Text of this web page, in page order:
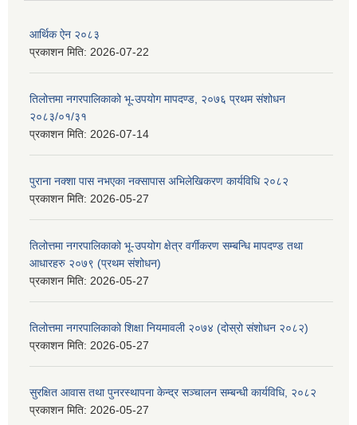
आर्थिक ऐन २०८३
प्रकाशन मिति: 2026-07-22
तिलोत्तमा नगरपालिकाको भू-उपयोग मापदण्ड, २०७६ प्रथम संशोधन
२०८३/०१/३१
प्रकाशन मिति: 2026-07-14
पुराना नक्शा पास नभएका नक्सापास अभिलेखिकरण कार्यविधि २०८२
प्रकाशन मिति: 2026-05-27
तिलोत्तमा नगरपालिकाको भू-उपयोग क्षेत्र वर्गीकरण सम्बन्धि मापदण्ड तथा
आधारहरु २०७९ (प्रथम संशोधन)
प्रकाशन मिति: 2026-05-27
तिलोत्तमा नगरपालिकाको शिक्षा नियमावली २०७४ (दोस्रो संशोधन २०८२)
प्रकाशन मिति: 2026-05-27
सुरक्षित आवास तथा पुनरस्थापना केन्द्र सञ्चालन सम्बन्धी कार्यविधि, २०८२
प्रकाशन मिति: 2026-05-27